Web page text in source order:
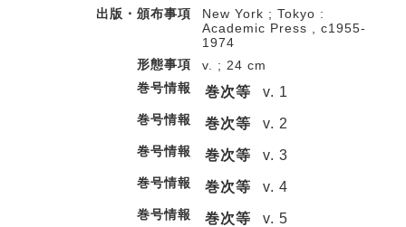
出版・頒布事項
New York ; Tokyo :
Academic Press , c1955-
1974
形態事項
v. ; 24 cm
巻号情報
巻次等 v. 1
巻号情報 巻次等 v. 2
巻号情報 巻次等 v. 3
巻号情報 巻次等 v. 4
巻号情報 巻次等 v. 5